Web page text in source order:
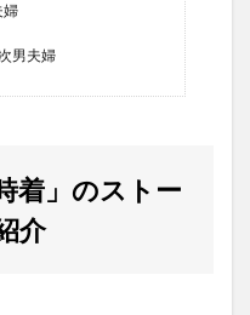
婦
男夫婦
着」のストー
介